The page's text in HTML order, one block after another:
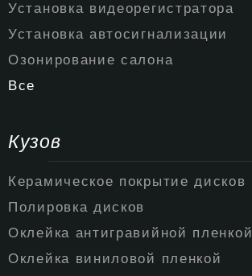
Установка видеорегистратора
Установка автосигнализации
Озонирование салона
Все
Кузов
Керамическое покрытие дисков
Полировка дисков
Оклейка антигравийной пленкой
Оклейка виниловой пленкой